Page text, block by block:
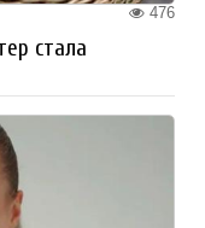
476
стала